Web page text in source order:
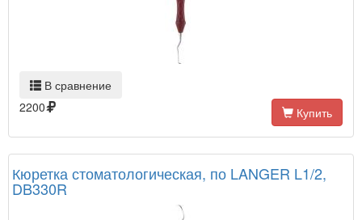
В сравнение
2200
Купить
Кюретка стоматологическая, по LANGER L1/2,
DB330R